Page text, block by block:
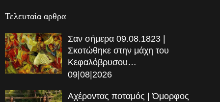
Τελευταία αρθρα
Σαν σήμερα 09.08.1823 |
Σκοτώθηκε στην μάχη του
Κεφαλόβρυσου…
09|08|2026
Αχέροντας ποταμός | Όμορφος